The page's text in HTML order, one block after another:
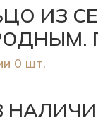
ИЗ
0 шт.